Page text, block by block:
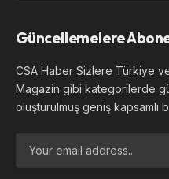
Güncellemelere
CSA Haber Sizlere Türkiye
Magazin gibi kategorilerde
oluşturulmuş geniş kapsamlı